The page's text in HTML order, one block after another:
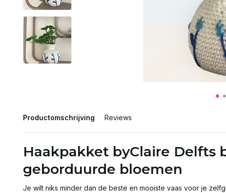
Productomschrijving Reviews
Haakpakket byClaire Delfts
geborduurde bloemen
Je wilt niks minder dan de beste en mooiste vaas voor je